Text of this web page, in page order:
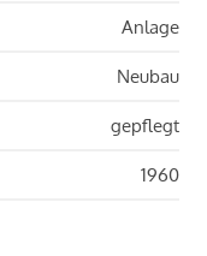
Anlage
Neubau
gepflegt
1960